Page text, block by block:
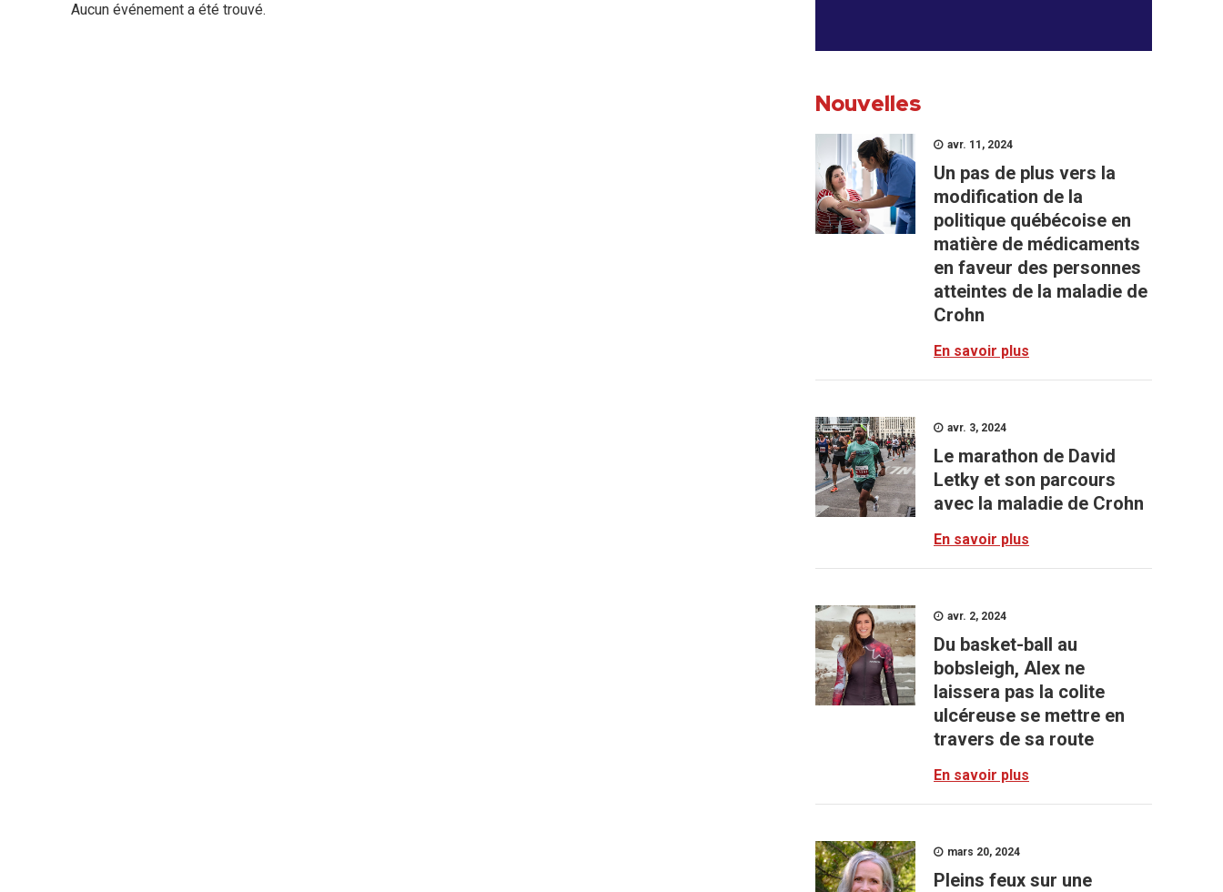
Aucun événement a été trouvé.
Nouvelles
avr. 11, 2024
Un pas de plus vers la
modification de la
politique québécoise en
matière de médicaments
en faveur des personnes
atteintes de la maladie de
Crohn
En savoir plus
avr. 3, 2024
Le marathon de David
Letky et son parcours
avec la maladie de Crohn
En savoir plus
avr. 2, 2024
Du basket-ball au
bobsleigh, Alex ne
laissera pas la colite
ulcéreuse se mettre en
travers de sa route
En savoir plus
mars 20, 2024
Pleins feux sur une